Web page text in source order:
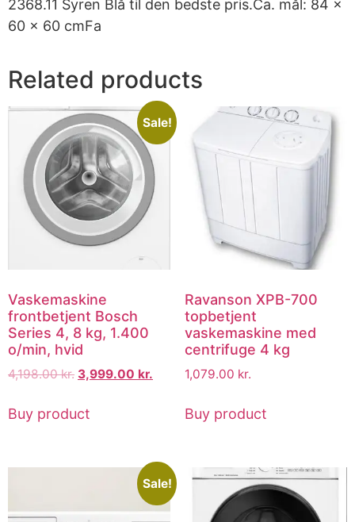
2368.11 Syren Blå til den bedste pris.Ca. mål: 84 x
60 x 60 cmFa
Related products
Sale!
Vaskemaskine
frontbetjent Bosch
Series 4, 8 kg, 1.400
o/min, hvid
4,198.00kr. 3,999.00 kr.
Buy product
Ravanson XPB-700
topbetjent
vaskemaskine med
centrifuge 4 kg
1,079.00 kr.
Buy product
Sale!